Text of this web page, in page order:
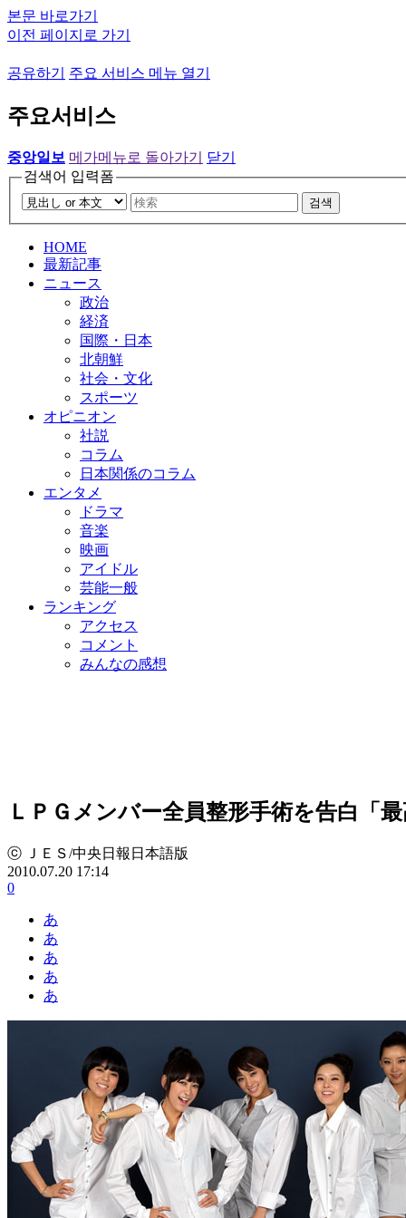
본문 바로가기
이전 페이지로 가기
공유하기 주요 서비스 메뉴 열기
주요서비스
중앙일보 메가메뉴로 돌아가기
닫기
검색어 입력폼
검색
HOME
最新記事
ニュース
政治
経済
国際・日本
北朝鮮
社会・文化
スポーツ
オピニオン
社説
コラム
日本関係のコラム
エンタメ
ドラマ
音楽
映画
アイドル
芸能一般
ランキング
アクセス
コメント
みんなの感想
ＬＰＧメンバー全員整形手術を告白「
ⓒ ＪＥＳ/中央日報日本語版
2010.07.20 17:14
0
あ
あ
あ
あ
あ